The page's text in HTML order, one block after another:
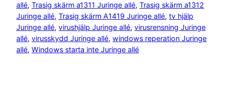
allé, Trasig skärm a1311 Juringe allé, Trasig skärm a1312
Juringe allé, Trasig skärm A1419 Juringe allé, tv hjälp
Juringe allé, virushjälp Juringe allé, virusrensning Juringe
allé, virusskydd Juringe allé, windows reperation Juringe
allé, Windows starta inte Juringe allé